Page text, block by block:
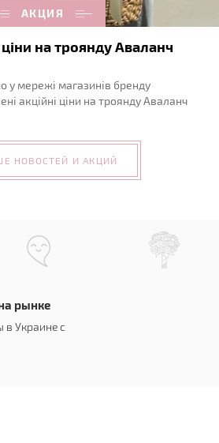
АКЦИЯ
ціни на троянду Аваланч
у мережі магазинів бренду
акційні ціни на троянду Аваланч
НОВОСТЕЙ И АКЦИЙ
рынке
в Украине с